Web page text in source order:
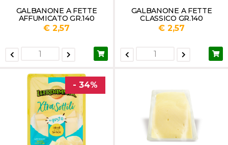
GALBANONE A FETTE
AFFUMICATO GR.140
€ 2,57
GALBANONE A FETTE
CLASSICO GR.140
€ 2,57
- 34%